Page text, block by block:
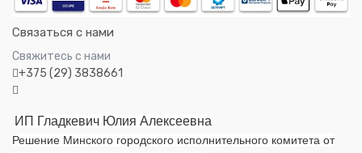
Связаться с нами
Свяжитесь с нами
+375 (29) 3838661
ИП Гладкевич Юлия Алексеевна
Решение Минского городского исполнительного комитета от